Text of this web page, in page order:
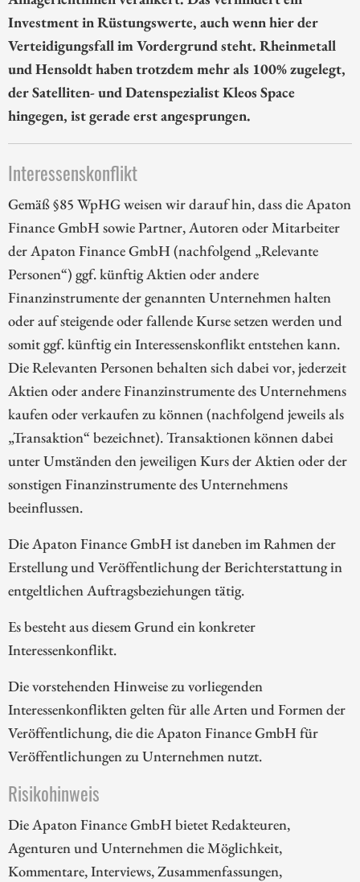
Investment in Rüstungswerte, auch wenn hier der
Verteidigungsfall im Vordergrund steht. Rheinmetall
und Hensoldt haben trotzdem mehr als 100% zugelegt,
der Satelliten- und Datenspezialist Kleos Space
hingegen, ist gerade erst angesprungen.
Interessenskonflikt
Gemäß §85 WpHG weisen wir darauf hin, dass die Apaton
Finance GmbH sowie Partner, Autoren oder Mitarbeiter
der Apaton Finance GmbH (nachfolgend „Relevante
Personen“) ggf. künftig Aktien oder andere
Finanzinstrumente der genannten Unternehmen halten
oder auf steigende oder fallende Kurse setzen werden und
somit ggf. künftig ein Interessenskonflikt entstehen kann.
Die Relevanten Personen behalten sich dabei vor, jederzeit
Aktien oder andere Finanzinstrumente des Unternehmens
kaufen oder verkaufen zu können (nachfolgend jeweils als
„Transaktion“ bezeichnet). Transaktionen können dabei
unter Umständen den jeweiligen Kurs der Aktien oder der
sonstigen Finanzinstrumente des Unternehmens
beeinflussen.
Die Apaton Finance GmbH ist daneben im Rahmen der
Erstellung und Veröffentlichung der Berichterstattung in
entgeltlichen Auftragsbeziehungen tätig.
Es besteht aus diesem Grund ein konkreter
Interessenkonflikt.
Die vorstehenden Hinweise zu vorliegenden
Interessenkonflikten gelten für alle Arten und Formen der
Veröffentlichung, die die Apaton Finance GmbH für
Veröffentlichungen zu Unternehmen nutzt.
Risikohinweis
Die Apaton Finance GmbH bietet Redakteuren,
Agenturen und Unternehmen die Möglichkeit,
Kommentare, Interviews, Zusammenfassungen,